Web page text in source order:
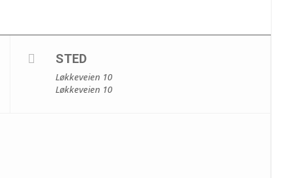
STED
Løkkeveien 10
Løkkeveien 10